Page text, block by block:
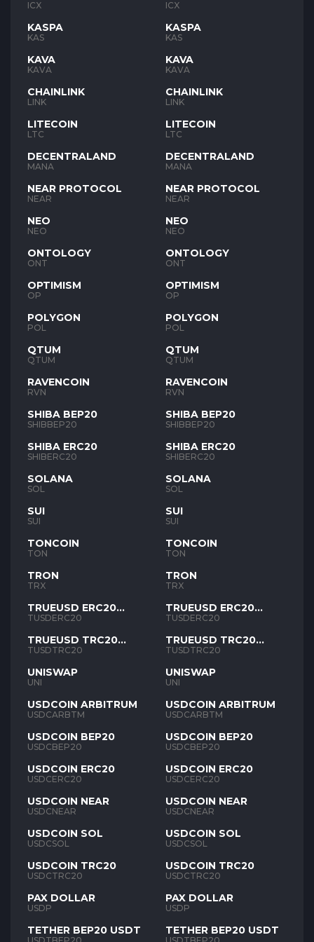
ICX
KASPA
KAS
KAVA
KAVA
CHAINLINK
LINK
LITECOIN
LTC
DECENTRALAND
MANA
NEAR PROTOCOL
NEAR
NEO
NEO
ONTOLOGY
ONT
OPTIMISM
OP
POLYGON
POL
QTUM
QTUM
RAVENCOIN
RVN
SHIBA BEP20
SHIBBEP20
SHIBA ERC20
SHIBERC20
SOLANA
SOL
SUI
SUI
TONCOIN
TON
TRON
TRX
TRUEUSD ERC20
TUSD
TUSDERC20
TRUEUSD TRC20
TUSD
TUSDTRC20
UNISWAP
UNI
USDCOIN ARBITRUM
USDCARBTM
USDCOIN BEP20
USDCBEP20
USDCOIN ERC20
USDCERC20
USDCOIN NEAR
USDCNEAR
USDCOIN SOL
USDCSOL
USDCOIN TRC20
USDCTRC20
PAX DOLLAR
USDP
TETHER BEP20 USDT
ICX
KASPA
KAS
KAVA
KAVA
CHAINLINK
LINK
LITECOIN
LTC
DECENTRALAND
MANA
NEAR PROTOCOL
NEAR
NEO
NEO
ONTOLOGY
ONT
OPTIMISM
OP
POLYGON
POL
QTUM
QTUM
RAVENCOIN
RVN
SHIBA BEP20
SHIBBEP20
SHIBA ERC20
SHIBERC20
SOLANA
SOL
SUI
SUI
TONCOIN
TON
TRON
TRX
TRUEUSD ERC20
TUSD
TUSDERC20
TRUEUSD TRC20
TUSD
TUSDTRC20
UNISWAP
UNI
USDCOIN ARBITRUM
USDCARBTM
USDCOIN BEP20
USDCBEP20
USDCOIN ERC20
USDCERC20
USDCOIN NEAR
USDCNEAR
USDCOIN SOL
USDCSOL
USDCOIN TRC20
USDCTRC20
PAX DOLLAR
USDP
TETHER BEP20 USDT